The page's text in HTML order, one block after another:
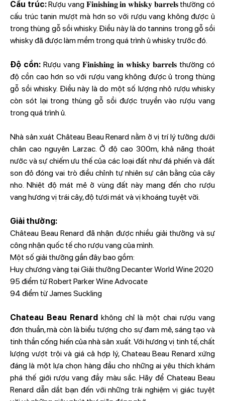
Cấu trúc:Rượu vang 𝐅𝐢𝐧𝐢𝐬𝐡𝐢𝐧𝐠 𝐢𝐧 𝐰𝐡𝐢𝐬𝐤𝐲 𝐛𝐚𝐫𝐫𝐞𝐥𝐬 thường có
cấu trúc tanin mượt mà hơn so với rượu vang không được ủ
trong thùng gỗ sồi whisky. Điều này là do tannins trong gỗ sồi
whisky đã được làm mềm trong quá trình ủ whisky trước đó.
Độ cồn:Rượu vang 𝐅𝐢𝐧𝐢𝐬𝐡𝐢𝐧𝐠 𝐢𝐧 𝐰𝐡𝐢𝐬𝐤𝐲 𝐛𝐚𝐫𝐫𝐞𝐥𝐬 thường có
độ cồn cao hơn so với rượu vang không được ủ trong thùng
gỗ sồi whisky. Điều này là do một số lượng nhỏ rượu whisky
còn sót lại trong thùng gỗ sồi được truyền vào rượu vang
trong quá trình ủ.
Nhà sản xuát Château Beau Renard nằm ở vị trí lý tưởng dưới
chân cao nguyên Larzac. Ở độ cao 300m, khả năng thoát
nước và sự chiếm ưu thế của các loại đất như đá phiến và đất
son đỏ đóng vai trò điều chỉnh tự nhiên sự cân bằng của cây
nho. Nhiệt độ mát mẻ ở vùng đất này mang đến cho rượu
vang hương vị trái cây, độ tươi mát và vị khoáng tuyệt vời.
Giải thưởng:
Château Beau Renard đã nhận được nhiều giải thưởng và sự
công nhận quốc tế cho rượu vang của mình.
Một số giải thưởng gần đây bao gồm:
Huy chương vàng tại Giải thưởng Decanter World Wine 2020
95 điểm từ Robert Parker Wine Advocate
94 điểm từ James Suckling
Chateau Beau Renard không chỉ là một chai rượu vang
đơn thuần, mà còn là biểu tượng cho sự đam mê, sáng tạo và
tinh thần cống hiến của nhà sản xuất. Với hương vị tinh tế, chất
lượng vượt trội và giá cả hợp lý, Chateau Beau Renard xứng
đáng là một lựa chọn hàng đầu cho những ai yêu thích khám
phá thế giới rượu vang đầy màu sắc. Hãy để Chateau Beau
Renard dẫn dắt bạn đến với những trải nghiệm vị giác tuyệt